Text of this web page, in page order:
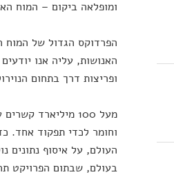
ומופלאה ביקום – המוח
הפרדוקס הגדול של המוח
האנושות, עליה אנו
ופריצות דרך בתחום
מעל 100 מיליארד
העולם, על איסוף נתונים
בעולם, שבתום הפרויקט